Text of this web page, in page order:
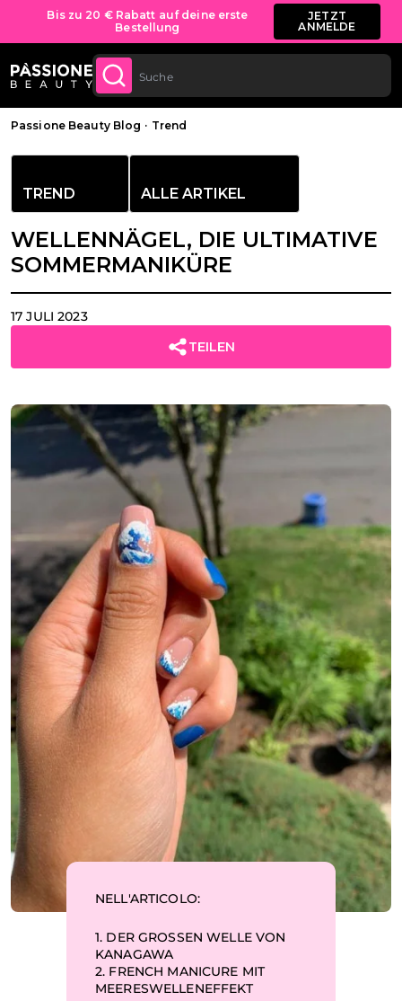
Kostenloser Versand für alle Bestellungen
ab 70 €.
JETZT
KAUFEN
SPRINGEN
Brotkrümel
Passione Beauty Blog · Trend
TREND ALLE ARTIKEL
WELLENNÄGEL, DIE ULTIMATIVE
SOMMERMANIKÜRE
17 JULI 2023
TEILEN
NELL'ARTICOLO:
1. DER GROSSEN WELLE VON
KANAGAWA
2. FRENCH MANICURE MIT
MEERESWELLENEFFEKT